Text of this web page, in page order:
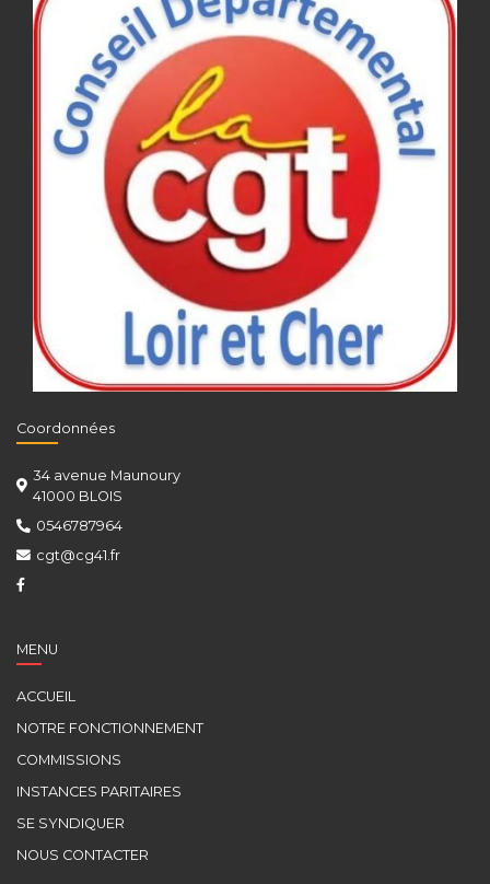
Coordonnées
34 avenue Maunoury
41000 BLOIS
0546787964
cgt@cg41.fr
MENU
ACCUEIL
NOTRE FONCTIONNEMENT
COMMISSIONS
INSTANCES PARITAIRES
SE SYNDIQUER
NOUS CONTACTER